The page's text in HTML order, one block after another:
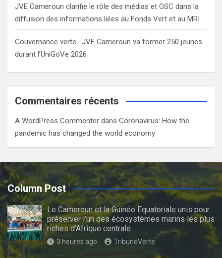
JVE Cameroun clarifie le rôle des médias et OSC dans la
diffusion des informations liées au Fonds Vert et au MRI
Gouvernance verte : JVE Cameroun va former 250 jeunes
durant l’UniGoVe 2026
Commentaires récents
A WordPress Commenter dans Coronavirus: How the
pandemic has changed the world economy
Column Post
Le Cameroun et la Guinée Equatoriale unis pour
préserver l’un des écosystèmes marins les plus
riches d’Afrique centrale
3 heures ago TribuneVerte